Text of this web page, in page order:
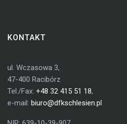
KONTAKT
ul. Wczasowa 3,
47-400 Racibórz
Tel./Fax: +48 32 415 51 18,
e-mail: biuro@dfkschlesien.pl